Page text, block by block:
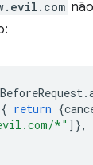
.
{ return {
*" ]},